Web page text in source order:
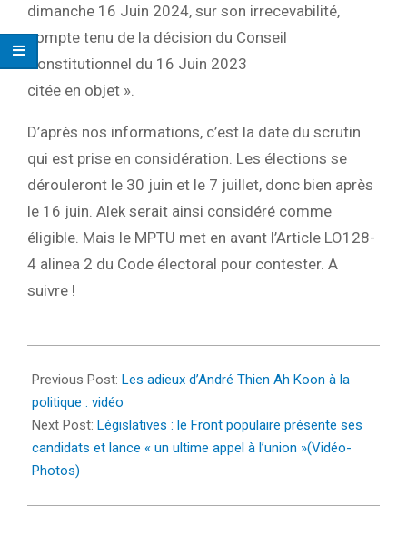
dimanche 16 Juin 2024, sur son irrecevabilité,
compte tenu de la décision du Conseil
Constitutionnel du 16 Juin 2023
citée en objet ».
D’après nos informations, c’est la date du scrutin
qui est prise en considération. Les élections se
dérouleront le 30 juin et le 7 juillet, donc bien après
le 16 juin. Alek serait ainsi considéré comme
éligible. Mais le MPTU met en avant l’Article LO128-
4 alinea 2 du Code électoral pour contester. A
suivre !
06-
16
Previous Post: Les adieux d’André Thien Ah Koon à la
politique : vidéo
Next Post: Législatives : le Front populaire présente ses
candidats et lance « un ultime appel à l’union »(Vidéo-
Photos)